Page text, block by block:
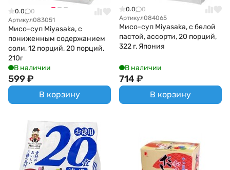
0.0
0
Артикул083051
Мисо-суп Miyasaka, с
пониженным содержанием
соли, 12 порций, 20 порций,
210г
В наличии
599₽
В корзину
0.0
0
Артикул084065
Мисо-суп Miyasaka, с белой
пастой, ассорти, 20 порций,
322 г, Япония
В наличии
714₽
В корзину